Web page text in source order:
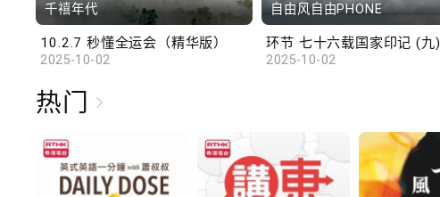
千禧年代
10.2.7 秒懂全运会（精华版）
2025-10-02
自由风自由PHONE
环节 七十六载国家印记 (九)
2025-10-02
热门